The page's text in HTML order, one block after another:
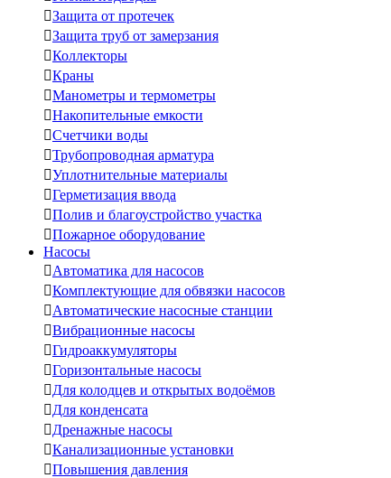
Защита от протечек
Защита труб от замерзания
Коллекторы
Краны
Манометры и термометры
Накопительные емкости
Счетчики воды
Трубопроводная арматура
Уплотнительные материалы
Герметизация ввода
Полив и благоустройство участка
Пожарное оборудование
Насосы
Автоматика для насосов
Комплектующие для обвязки насосов
Автоматические насосные станции
Вибрационные насосы
Гидроаккумуляторы
Горизонтальные насосы
Для колодцев и открытых водоёмов
Для конденсата
Дренажные насосы
Канализационные установки
Повышения давления